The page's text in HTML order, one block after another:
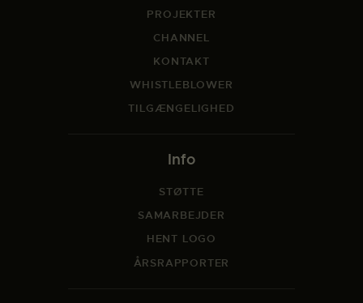
PROJEKTER
CHANNEL
KONTAKT
WHISTLEBLOWER
TILGÆNGELIGHED
Info
STØTTE
SAMARBEJDER
HENT LOGO
ÅRSRAPPORTER